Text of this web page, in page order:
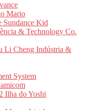
Mario
Sundance Kid
& Technology Co.
Li Cheng Indústria &
System
Ilha do Yoshi